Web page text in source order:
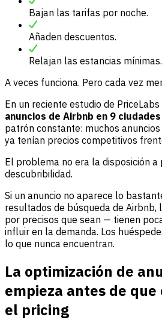
Bajan las tarifas por noche.
Añaden descuentos.
Relajan las estancias mínimas.
A veces funciona. Pero cada vez
En un reciente estudio de
anuncios de Airbnb en 9
patrón constante: muchos
ya tenían precios competitivos
El problema no era la disposición a
descubribilidad.
Si un anuncio no aparece lo
resultados de búsqueda de
por precisos que sean — tienen
influir en la demanda. Los
lo que nunca encuentran.
La optimización de
empieza antes de
el pricing